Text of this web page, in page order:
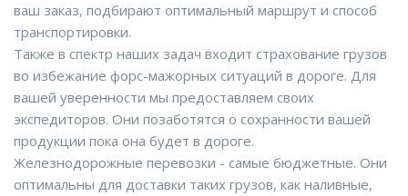
ваш заказ, подбирают оптимальный маршрут и способ
транспортировки.
Также в спектр наших задач входит страхование грузов
во избежание форс-мажорных ситуаций в дороге. Для
вашей уверенности мы предоставляем своих
экспедиторов. Они позаботятся о сохранности вашей
продукции пока она будет в дороге.
Железнодорожные перевозки - самые бюджетные. Они
оптимальны для доставки таких грузов, как наливные,